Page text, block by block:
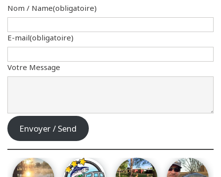
Nom / Name(obligatoire)
E-mail(obligatoire)
Votre Message
Envoyer / Send